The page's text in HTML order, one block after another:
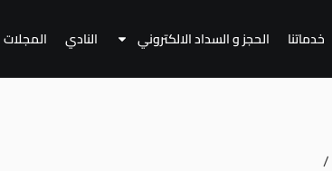
خدماتنا الحجز و السداد الالكتروني النادي المجلات
/